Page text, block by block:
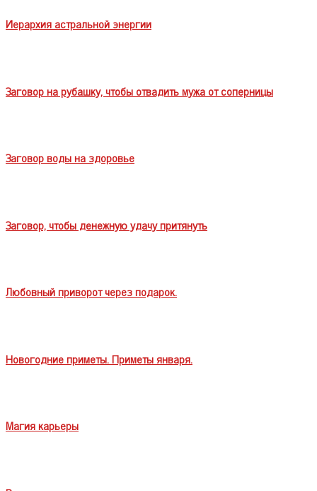
Иерархия астральной энергии
Заговор на рубашку, чтобы отвадить мужа от соперницы
Заговор воды на здоровье
Заговор, чтобы денежную удачу притянуть
Любовный приворот через подарок.
Новогодние приметы. Приметы января.
Магия карьеры